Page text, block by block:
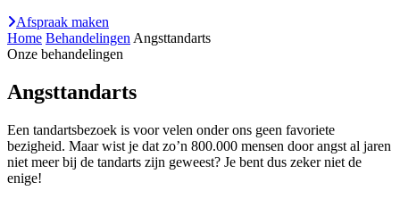
Afspraak maken
Home Behandelingen Angsttandarts
Onze behandelingen
Angsttandarts
Een tandartsbezoek is voor velen onder ons geen favoriete
bezigheid. Maar wist je dat zo’n 800.000 mensen door angst al jaren
niet meer bij de tandarts zijn geweest? Je bent dus zeker niet de
enige!